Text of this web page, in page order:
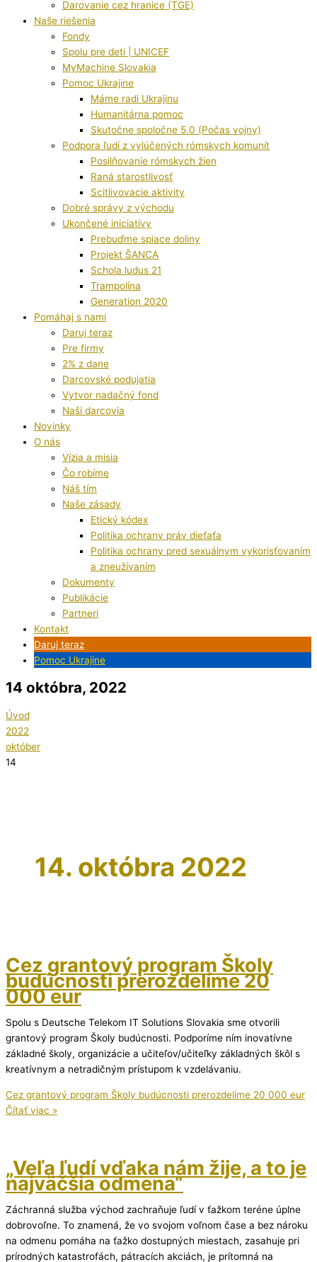
Darovanie cez hranice (TGE)
Naše riešenia
Fondy
Spolu pre deti | UNICEF
MyMachine Slovakia
Pomoc Ukrajine
Máme radi Ukrajinu
Humanitárna pomoc
Skutočne spoločne 5.0 (Počas vojny)
Podpora ľudí z vylúčených rómskych komunít
Posilňovanie rómskych žien
Raná starostlivosť
Scitlivovacie aktivity
Dobré správy z východu
Ukončené iniciatívy
Prebuďme spiace doliny
Projekt ŠANCA
Schola ludus 21
Trampolína
Generation 2020
Pomáhaj s nami
Daruj teraz
Pre firmy
2% z dane
Darcovské podujatia
Vytvor nadačný fond
Naši darcovia
Novinky
O nás
Vízia a misia
Čo robíme
Náš tím
Naše zásady
Etický kódex
Politika ochrany práv dieťaťa
Politika ochrany pred sexuálnym vykorisťovaním
a zneužívaním
Dokumenty
Publikácie
Partneri
Kontakt
Daruj teraz
Pomoc Ukrajine
14 októbra, 2022
Úvod
2022
október
14
14. októbra 2022
Cez grantový program Školy
budúcnosti prerozdelíme 20
000 eur
Spolu s Deutsche Telekom IT Solutions Slovakia sme otvorili
grantový program Školy budúcnosti. Podporíme ním inovatívne
základné školy, organizácie a učiteľov/učiteľky základných škôl s
kreatívnym a netradičným prístupom k vzdelávaniu.
Cez grantový program Školy budúcnosti prerozdelíme 20 000 eur
Čítať viac »
„Veľa ľudí vďaka nám žije, a to je
najväčšia odmena“
Záchranná služba východ zachraňuje ľudí v ťažkom teréne úplne
dobrovoľne. To znamená, že vo svojom voľnom čase a bez nároku
na odmenu pomáha na ťažko dostupných miestach, zasahuje pri
prírodných katastrofách, pátracích akciách, je prítomná na